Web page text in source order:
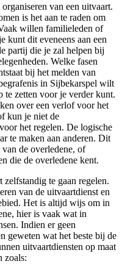
van een uitvaart.
is het aan te raden om
willen familieleden of
kunt dit eveneens aan een
partij die je zal helpen bij
Welke fasen
bij het melden van
in Sijbekarspel wilt
te zetten voor je verder kunt.
over een verlof voor het
kun je niet de
het regelen. De logische
te maken aan anderen. Dit
de overledene, of
die de overledene kent.
te gaan regelen.
van de uitvaartdienst en
Het is altijd wijs om in
hier is vaak wat in
Indien er geen
geweten wat het beste bij de
uitvaartdiensten op maat
zoals: